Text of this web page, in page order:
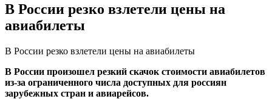
В России резко взлетели цены на
авиабилеты
В России резко взлетели цены на авиабилеты
В России произошел резкий скачок стоимости авиабилетов
из-за ограниченного числа доступных для россиян
зарубежных стран и авиарейсов.